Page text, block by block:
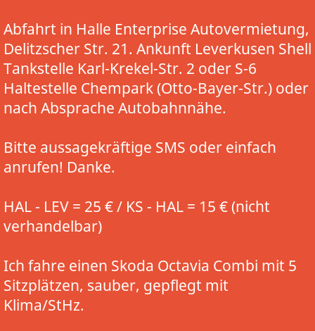
Abfahrt in Halle Enterprise Autovermietung,
Delitzscher Str. 21. Ankunft Leverkusen Shell
Tankstelle Karl-Krekel-Str. 2 oder S-6
Haltestelle Chempark (Otto-Bayer-Str.) oder
nach Absprache Autobahnnähe.
Bitte aussagekräftige SMS oder einfach
anrufen! Danke.
HAL - LEV = 25 € / KS - HAL = 15 € (nicht
verhandelbar)
Ich fahre einen Skoda Octavia Combi mit 5
Sitzplätzen, sauber, gepflegt mit
Klima/StHz.